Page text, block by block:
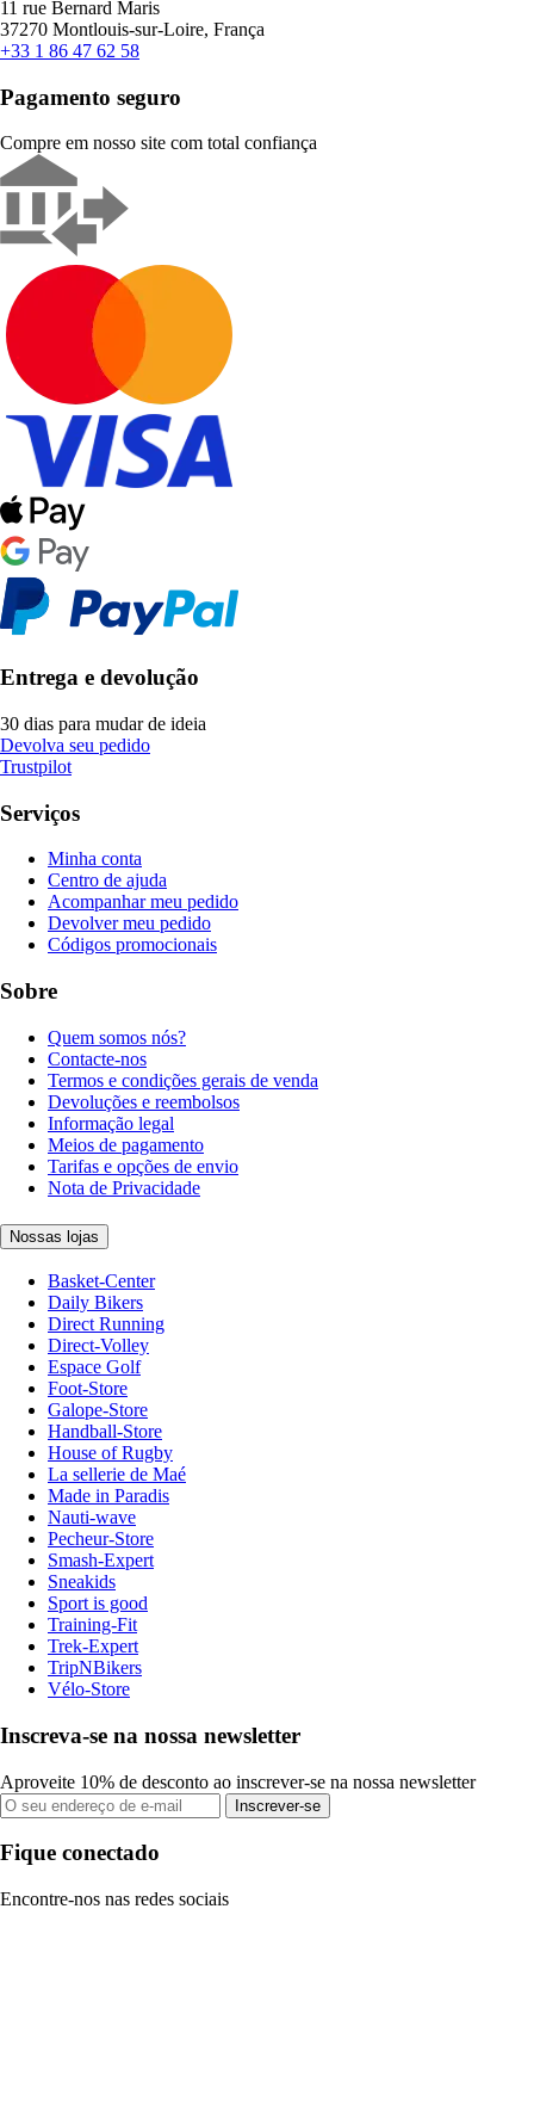
11 rue Bernard Maris
37270 Montlouis-sur-Loire, França
+33 1 86 47 62 58
Pagamento seguro
Compre em nosso site com total confiança
Entrega e devolução
30 dias para mudar de ideia
Devolva seu pedido
Trustpilot
Serviços
Minha conta
Centro de ajuda
Acompanhar meu pedido
Devolver meu pedido
Códigos promocionais
Sobre
Quem somos nós?
Contacte-nos
Termos e condições gerais de venda
Devoluções e reembolsos
Informação legal
Meios de pagamento
Tarifas e opções de envio
Nota de Privacidade
Nossas lojas
Basket-Center
Daily Bikers
Direct Running
Direct-Volley
Espace Golf
Foot-Store
Galope-Store
Handball-Store
House of Rugby
La sellerie de Maé
Made in Paradis
Nauti-wave
Pecheur-Store
Smash-Expert
Sneakids
Sport is good
Training-Fit
Trek-Expert
TripNBikers
Vélo-Store
Inscreva-se na nossa newsletter
Aproveite 10% de desconto ao inscrever-se na nossa newsletter
Inscrever-se
Fique conectado
Encontre-nos nas redes sociais